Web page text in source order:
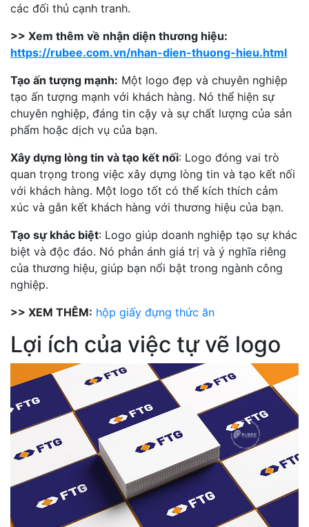
các đối thủ cạnh tranh.
>> Xem thêm về nhận diện thương hiệu:
https://rubee.com.vn/nhan-dien-thuong-hieu.html
Tạo ấn tượng mạnh: Một logo đẹp và chuyên nghiệp
tạo ấn tượng mạnh với khách hàng. Nó thể hiện sự
chuyên nghiệp, đáng tin cậy và sự chất lượng của sản
phẩm hoặc dịch vụ của bạn.
Xây dựng lòng tin và tạo kết nối: Logo đóng vai trò
quan trọng trong việc xây dựng lòng tin và tạo kết nối
với khách hàng. Một logo tốt có thể kích thích cảm
xúc và gắn kết khách hàng với thương hiệu của bạn.
Tạo sự khác biệt: Logo giúp doanh nghiệp tạo sự khác
biệt và độc đáo. Nó phản ánh giá trị và ý nghĩa riêng
của thương hiệu, giúp bạn nổi bật trong ngành công
nghiệp.
>> XEM THÊM: hộp giấy đựng thức ăn
Lợi ích của việc tự vẽ logo